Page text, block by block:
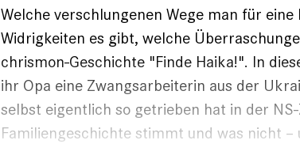
Welche verschlungenen Wege man für
Widrigkeiten es gibt, welche
chrismon-Geschichte "Finde Haika!". In
ihr Opa eine Zwangsarbeiterin aus der
selbst eigentlich so getrieben hat in der
Familiengeschichte stimmt und was nicht